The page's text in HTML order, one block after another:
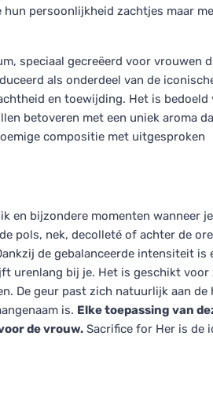
persoonlijkheid zachtjes maar
speciaal gecreëerd voor vrouwen
als onderdeel van de
en toewijding. Het is bedoeld
betoveren met een uniek aroma
compositie met uitgesproken
en bijzondere momenten wanneer
pols, nek, decolleté of achter de
de gebalanceerde intensiteit is
urenlang bij je. Het is geschikt voor
De geur past zich natuurlijk aan de
is. Elke toepassing van
de vrouw. Sacrifice for Her is de